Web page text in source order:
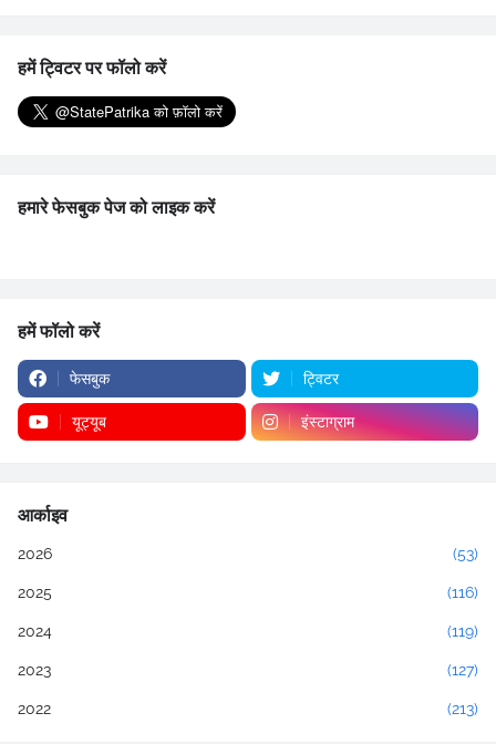
हमें ट्विटर पर फॉलो करें
हमारे फेसबुक पेज को लाइक करें
हमें फॉलो करें
फेसबुक ट्विटर
यूट्यूब इंस्टाग्राम
आर्काइव
2026 (53)
2025 (116)
2024 (119)
2023 (127)
2022 (213)